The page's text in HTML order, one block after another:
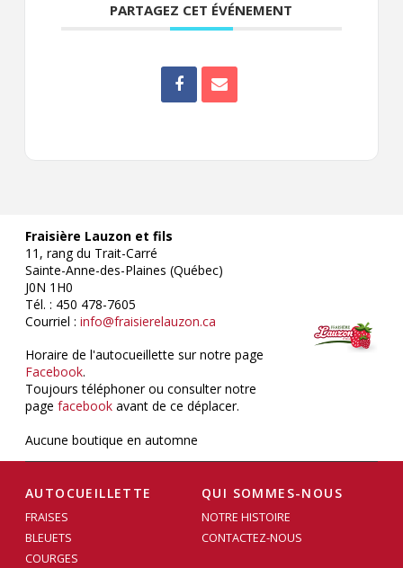
PARTAGEZ CET ÉVÉNEMENT
Fraisière Lauzon et fils
11, rang du Trait-Carré
Sainte-Anne-des-Plaines (Québec)
J0N 1H0
Tél. : 450 478-7605
Courriel : info@fraisierelauzon.ca
Horaire de l'autocueillette sur notre page
Facebook.
Toujours téléphoner ou consulter notre
page facebook avant de ce déplacer.
Aucune boutique en automne
AUTOCUEILLETTE
FRAISES
BLEUETS
COURGES
QUI SOMMES-NOUS
NOTRE HISTOIRE
CONTACTEZ-NOUS